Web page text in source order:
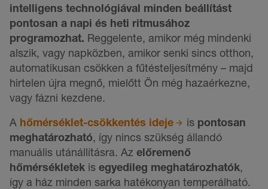
intelligens technológiával minden beállítást
pontosan a napi és heti ritmusához
programozhat. Reggelente, amikor még mindenki
alszik, vagy napközben, amikor senki sincs otthon,
automatikusan csökken a fűtésteljesítmény – majd
hirtelen újra megnő, mielőtt Ön még hazaérkezne,
vagy fázni kezdene.
A hőmérséklet-csökkentés ideje is pontosan
meghatározható, így nincs szükség állandó
manuális utánállításra. Az előremenő
hőmérsékletek is egyedileg meghatározhatók,
így a ház minden sarka hatékonyan temperálható.